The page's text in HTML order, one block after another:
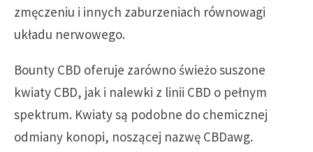
zmęczeniu i innych zaburzeniach równowagi
układu nerwowego.
Bounty CBD oferuje zarówno świeżo suszone
kwiaty CBD, jak i nalewki z linii CBD o pełnym
spektrum. Kwiaty są podobne do chemicznej
odmiany konopi, noszącej nazwę CBDawg.